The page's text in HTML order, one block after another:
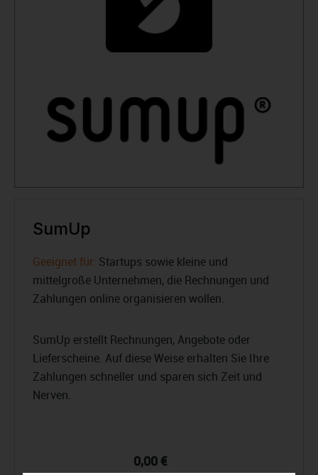
SumUp
Geeignet für: Startups sowie kleine und
mittelgroße Unternehmen, die Rechnungen und
Zahlungen online organisieren wollen.
SumUp erstellt Rechnungen, Angebote oder
Lieferscheine. Auf diese Weise erhalten Sie Ihre
Zahlungen schneller und sparen sich Zeit und
Nerven.
0,00 €